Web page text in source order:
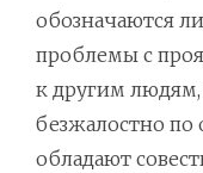
обозначаются
проблемы с
к другим людям,
безжалостно
обладают